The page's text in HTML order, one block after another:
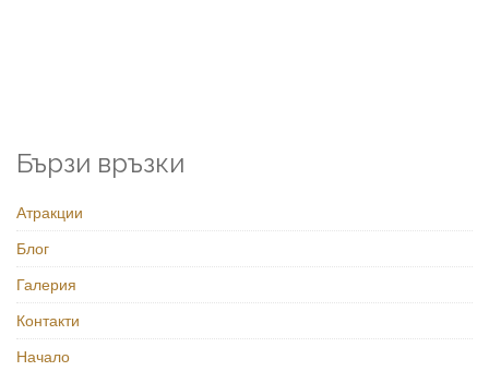
Бързи връзки
Атракции
Блог
Галерия
Контакти
Начало